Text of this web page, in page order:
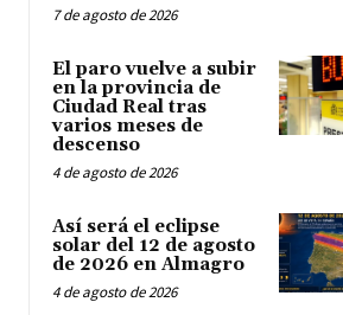
7 de agosto de 2026
El paro vuelve a subir
en la provincia de
Ciudad Real tras
varios meses de
descenso
4 de agosto de 2026
Así será el eclipse
solar del 12 de agosto
de 2026 en Almagro
4 de agosto de 2026